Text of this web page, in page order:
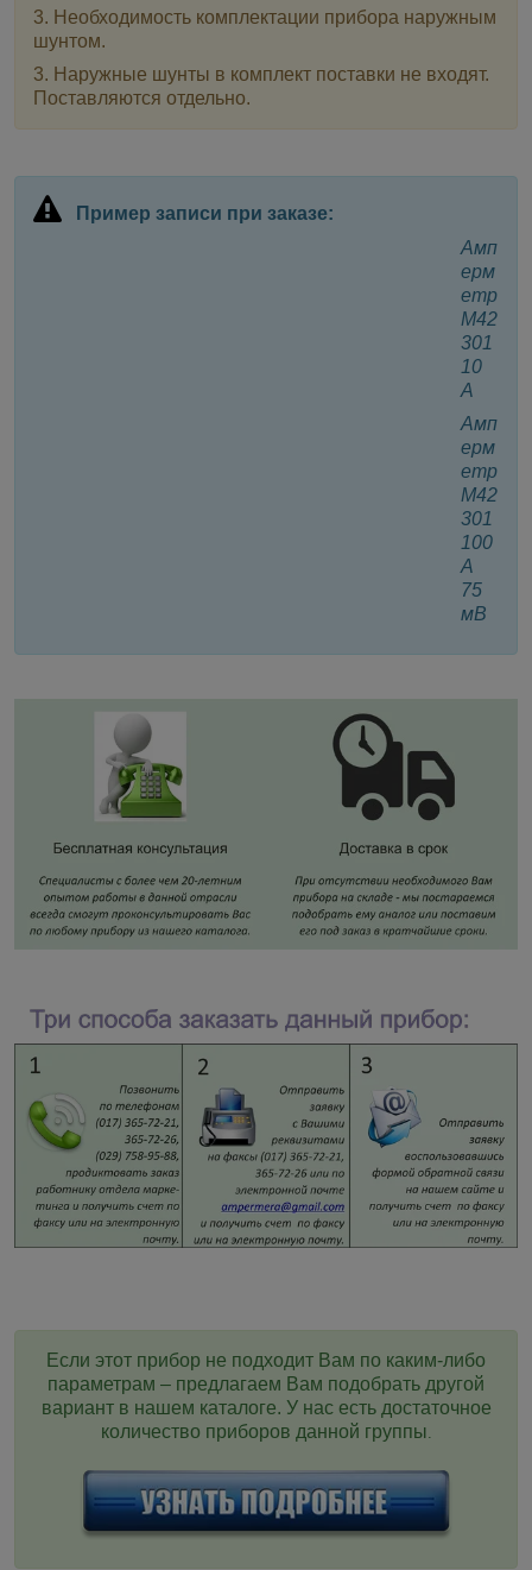
3. Необходимость комплектации прибора наружным
шунтом.
3. Наружные шунты в комплект поставки не входят.
Поставляются отдельно.
Пример записи при заказе:
Амп
ерм
етр
М42
301
10
А
Амп
ерм
етр
М42
301
100
А
75
мВ
Если этот прибор не подходит Вам по каким-либо
параметрам – предлагаем Вам подобрать другой
вариант в нашем каталоге. У нас есть достаточное
количество приборов данной группы